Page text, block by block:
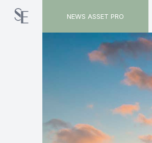
NEWS ASSET PRO
Toute l'actualité sur le tag